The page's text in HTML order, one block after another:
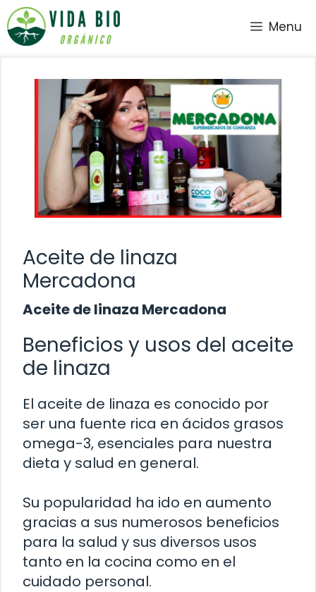
Saltar
al
contenido
Menu
Aceite de linaza
Mercadona
Aceite de linaza Mercadona
Beneficios y usos del aceite
de linaza
El aceite de linaza es conocido por
ser una fuente rica en ácidos grasos
omega-3, esenciales para nuestra
dieta y salud en general.
Su popularidad ha ido en aumento
gracias a sus numerosos beneficios
para la salud y sus diversos usos
tanto en la cocina como en el
cuidado personal.